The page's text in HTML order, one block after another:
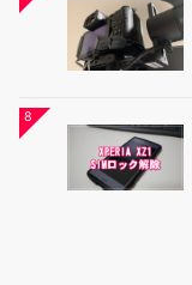
8